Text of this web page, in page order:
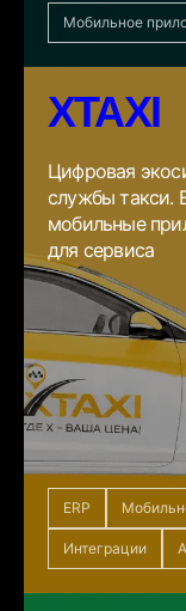
Мобильное
XTAXI
Цифровая
службы такси.
мобильные
для сервиса
ERP
Интеграции